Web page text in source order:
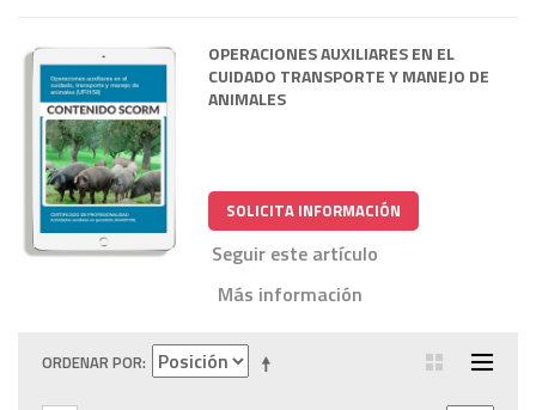
OPERACIONES AUXILIARES EN EL
CUIDADO TRANSPORTE Y MANEJO DE
ANIMALES
SOLICITA INFORMACIÓN
Seguir este artículo
Más información
ORDENAR POR